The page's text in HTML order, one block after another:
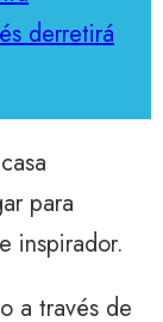
derretirá
para
inspirador.
a través de